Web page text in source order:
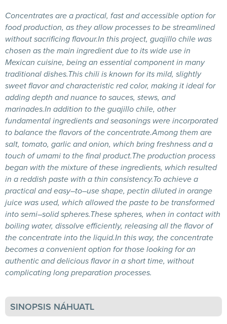
Concentratesareapractical, fastandaccessibleoption for
foodproduction, as theyallowprocesses tobestreamlined
withoutsacrificingflavour.In thisproject, guajillochile was
chosen as themain ingredientdue toits wideusein
Mexican cuisine, beingan essentialcomponentin many
traditionaldishes.Thischiliisknown foritsmild, slightly
sweetflavorandcharacteristicredcolor, makingitidealfor
addingdepth andnuance tosauces, stews, and
marinades.In addition to theguajillochile, other
fundamentalingredientsandseasonings wereincorporated
tobalance theflavorsof theconcentrate.Among them are
salt, tomato, garlicandonion, which bringfreshnessanda
touch ofumami to thefinalproduct.Theproduction process
began with themixtureof theseingredients, which resulted
in areddish paste with a thin consistency.Toachievea
practicalandeasy–to–useshape, pectin dilutedin orange
juice wasused, which allowedthepaste tobe transformed
intosemi–solidspheres.Thesespheres, when in contact with
boiling water, dissolveefficiently, releasingall theflavorof
theconcentrateinto theliquid.In this way, theconcentrate
becomesaconvenientoption for thoselookingforan
authenticanddeliciousflavorin ashort time, without
complicatinglongpreparation processes.
SINOPSIS NÁHUATL